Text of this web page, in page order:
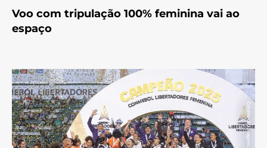
Voo com tripulação 100% feminina vai ao
espaço